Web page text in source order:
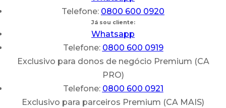
Telefone: 0800 600 0920
Já sou cliente:
Whatsapp
Telefone: 0800 600 0919
Exclusivo para donos de negócio Premium (CA
PRO)
Telefone: 0800 600 0921
Exclusivo para parceiros Premium (CA MAIS)